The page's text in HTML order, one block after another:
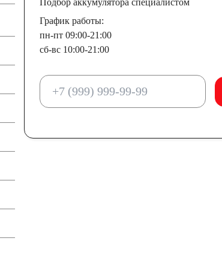
Подбор аккумулятора специалистом
График работы:
пн-пт 09:00-21:00
сб-вс 10:00-21:00